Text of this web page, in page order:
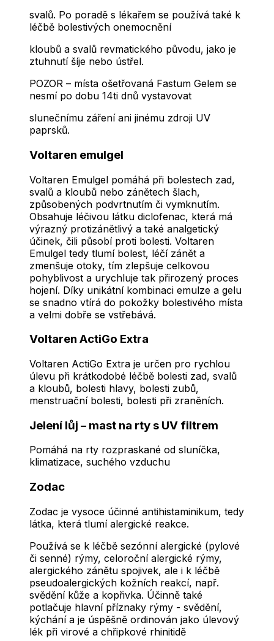
svalů. Po poradě s lékařem se používá také k
léčbě bolestivých onemocnění
kloubů a svalů revmatického původu, jako je
ztuhnutí šíje nebo ústřel.
POZOR – místa ošetřovaná Fastum Gelem se
nesmí po dobu 14ti dnů vystavovat
slunečnímu záření ani jinému zdroji UV
paprsků.
Voltaren emulgel
Voltaren Emulgel pomáhá při bolestech zad,
svalů a kloubů nebo zánětech šlach,
způsobených podvrtnutím či vymknutím.
Obsahuje léčivou látku diclofenac, která má
výrazný protizánětlivý a také analgetický
účinek, čili působí proti bolesti. Voltaren
Emulgel tedy tlumí bolest, léčí zánět a
zmenšuje otoky, tím zlepšuje celkovou
pohyblivost a urychluje tak přirozený proces
hojení. Díky unikátní kombinaci emulze a gelu
se snadno vtírá do pokožky bolestivého místa
a velmi dobře se vstřebává.
Voltaren ActiGo Extra
Voltaren ActiGo Extra je určen pro rychlou
úlevu při krátkodobé léčbě bolesti zad, svalů
a kloubů, bolesti hlavy, bolesti zubů,
menstruační bolesti, bolesti při zraněních.
Jelení lůj – mast na rty s UV filtrem
Pomáhá na rty rozpraskané od sluníčka,
klimatizace, suchého vzduchu
Zodac
Zodac je vysoce účinné antihistaminikum, tedy
látka, která tlumí alergické reakce.
Používá se k léčbě sezónní alergické (pylové
či senné) rýmy, celoroční alergické rýmy,
alergického zánětu spojivek, ale i k léčbě
pseudoalergických kožních reakcí, např.
svědění kůže a kopřivka. Účinně také
potlačuje hlavní příznaky rýmy - svědění,
kýchání a je úspěšně ordinován jako úlevový
lék při virové a chřipkové rhinitidě